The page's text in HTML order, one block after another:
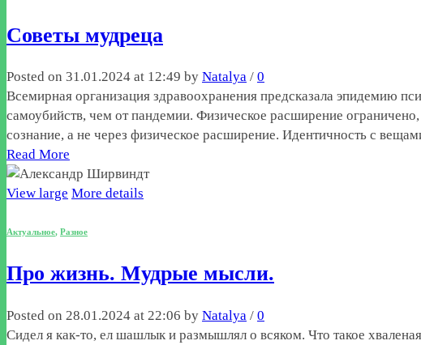
Советы мудреца
Posted on 31.01.2024 at 12:49 by Natalya / 0
Всемирная организация здравоохранения предсказала эпидемию
самоубийств, чем от пандемии. Физическое расширение
сознание, а не через физическое расширение. Идентичность с
Read More
View large More details
Актуальное, Разное
Про жизнь. Мудрые мысли.
Posted on 28.01.2024 at 22:06 by Natalya / 0
Сидел я как-то, ел шашлык и размышлял о всяком. Что такое